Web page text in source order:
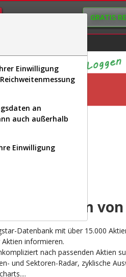
GRATIS
verfügbar
Plattform von
Datenbank mit über 15.000
informieren.
nach passenden Aktien
und Sektoren-Radar, zyklische
Einwilligung
an
auch außerhalb
Einwilligung